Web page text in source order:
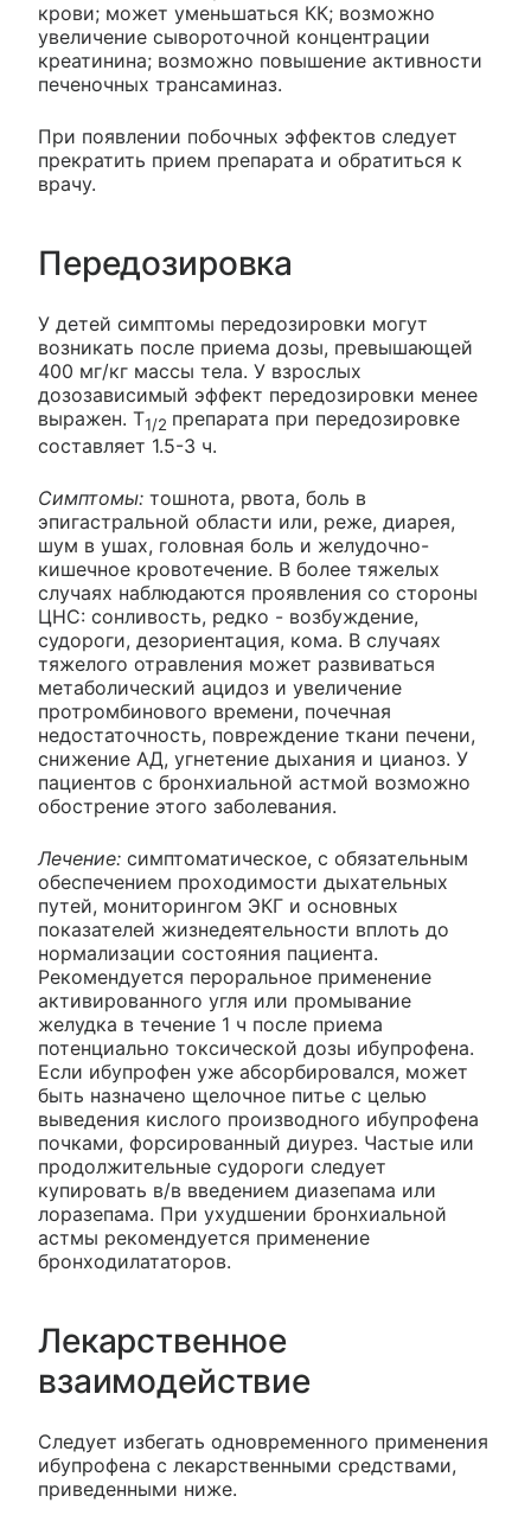
крови; может уменьшаться КК; возможно
увеличение сывороточной концентрации
креатинина; возможно повышение активности
печеночных трансаминаз.
При появлении побочных эффектов следует
прекратить прием препарата и обратиться к
врачу.
Передозировка
У детей симптомы передозировки могут
возникать после приема дозы, превышающей
400 мг/кг массы тела. У взрослых
дозозависимый эффект передозировки менее
выражен. T1/2 препарата при передозировке
составляет 1.5-3 ч.
Симптомы: тошнота, рвота, боль в
эпигастральной области или, реже, диарея,
шум в ушах, головная боль и желудочно-
кишечное кровотечение. В более тяжелых
случаях наблюдаются проявления со стороны
ЦНС: сонливость, редко - возбуждение,
судороги, дезориентация, кома. В случаях
тяжелого отравления может развиваться
метаболический ацидоз и увеличение
протромбинового времени, почечная
недостаточность, повреждение ткани печени,
снижение АД, угнетение дыхания и цианоз. У
пациентов с бронхиальной астмой возможно
обострение этого заболевания.
Лечение: симптоматическое, с обязательным
обеспечением проходимости дыхательных
путей, мониторингом ЭКГ и основных
показателей жизнедеятельности вплоть до
нормализации состояния пациента.
Рекомендуется пероральное применение
активированного угля или промывание
желудка в течение 1 ч после приема
потенциально токсической дозы ибупрофена.
Если ибупрофен уже абсорбировался, может
быть назначено щелочное питье с целью
выведения кислого производного ибупрофена
почками, форсированный диурез. Частые или
продолжительные судороги следует
купировать в/в введением диазепама или
лоразепама. При ухудшении бронхиальной
астмы рекомендуется применение
бронходилататоров.
Лекарственное
взаимодействие
Следует избегать одновременного применения
ибупрофена с лекарственными средствами,
приведенными ниже.